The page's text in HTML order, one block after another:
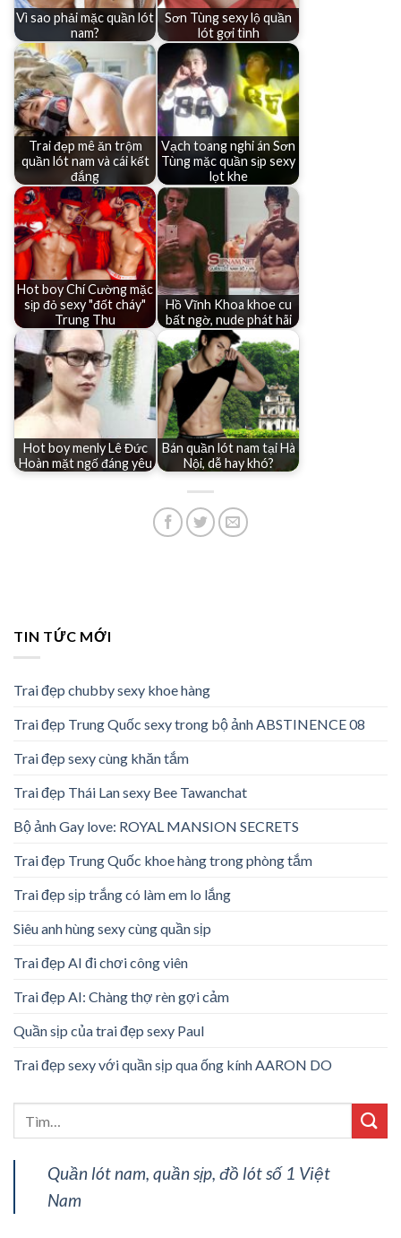
TIN TỨC MỚI
Trai đẹp chubby sexy khoe hàng
Trai đẹp Trung Quốc sexy trong bộ ảnh ABSTINENCE 08
Trai đẹp sexy cùng khăn tắm
Trai đẹp Thái Lan sexy Bee Tawanchat
Bộ ảnh Gay love: ROYAL MANSION SECRETS
Trai đẹp Trung Quốc khoe hàng trong phòng tắm
Trai đẹp sịp trắng có làm em lo lắng
Siêu anh hùng sexy cùng quần sịp
Trai đẹp AI đi chơi công viên
Trai đẹp AI: Chàng thợ rèn gợi cảm
Quần sịp của trai đẹp sexy Paul
Trai đẹp sexy với quần sịp qua ống kính AARON DO
Quần lót nam, quần sịp, đồ lót số 1 Việt
Nam
Vì sao phải mặc quần lót
nam?
Sơn Tùng sexy lộ quần
lót gợi tình
Trai đẹp mê ăn trộm
quần lót nam và cái kết
đắng
Vạch toang nghi án Sơn
Tùng mặc quần sịp sexy
lọt khe
Hot boy Chí Cường mặc
sịp đỏ sexy "đốt cháy"
Trung Thu
Hồ Vĩnh Khoa khoe cu
bất ngờ, nude phát hãi
Hot boy menly Lê Đức
Hoàn mặt ngố đáng yêu
Bán quần lót nam tại Hà
Nội, dễ hay khó?